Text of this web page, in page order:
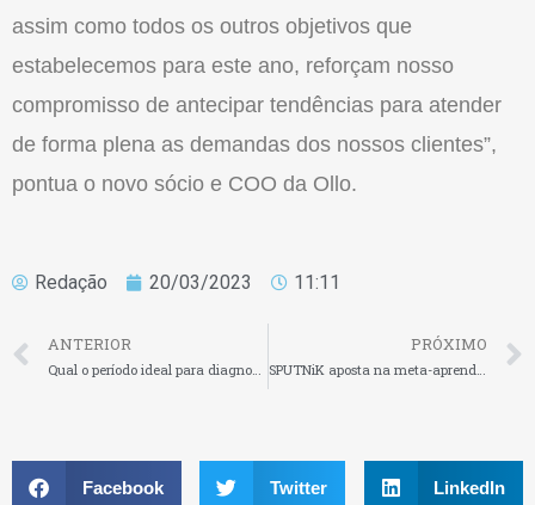
assim como todos os outros objetivos que
estabelecemos para este ano, reforçam nosso
compromisso de antecipar tendências para atender
de forma plena as demandas dos nossos clientes”,
pontua o novo sócio e COO da Ollo.
Redação 20/03/2023 11:11
ANTERIOR
Qual o período ideal para diagnosticar a cultura organizacional da empresa?
PRÓXIMO
SPUTNiK aposta na meta-aprendizagem para transformar a educação corporativa
Facebook Twitter LinkedIn